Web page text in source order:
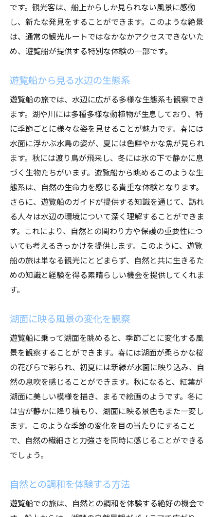
です。観光客は、船上からしか見られない風景に感動
し、新たな発見をすることができます。このような絶景
は、通常の観光ルートではなかなかアクセスできないた
め、遊覧船が提供する特別な体験の一部です。
遊覧船から見る水辺の生態系
遊覧船の旅では、水辺に広がる多様な生態系も観察でき
ます。湖や川には多種多様な動植物が生息しており、特
に季節ごとに様々な姿を見せることが魅力です。春には
水面に浮かぶ水鳥の姿が、夏には色鮮やかな魚が見られ
ます。秋には渡り鳥が飛来し、冬には氷の下で静かに息
づく生物たちがいます。遊覧船から眺めるこのような生
態系は、自然の生命力を感じる貴重な体験となります。
さらに、遊覧船のガイドが提供する知識を通じて、訪れ
る人々は水辺の環境について深く理解することができま
す。これにより、自然との関わり方や保護の重要性につ
いても考えるきっかけを提供します。このように、遊覧
船の旅は単なる観光にとどまらず、自然と共に生きるた
めの知識と経験を得る素晴らしい機会を提供してくれま
す。
湖面に映る風景の変化を観察
遊覧船に乗って湖面を眺めると、季節ごとに変化する風
景を観察することができます。春には湖面が柔らかな桜
の花びらで彩られ、初夏には新緑が水面に映り込み、自
然の息吹を感じることができます。秋になると、紅葉が
湖面に美しい模様を描き、まるで絵画のようです。冬に
は雪が静かに降り積もり、湖面に映る景色もまた一変し
ます。このような季節の変化を目の当たりにすること
で、自然の繊細さと力強さを同時に感じることができる
でしょう。
自然との調和を体験する方法
遊覧船での旅は、自然との調和を体験する絶好の機会で